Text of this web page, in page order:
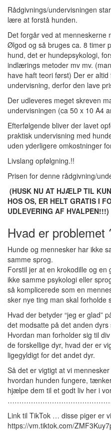
Rådgivnings/undervisningen
lære at forstå hunden.
Det forgår ved at menneskerne
Ølgod og så bruges ca. 8 timer
hund, det er hundepsykologi,
indlærings metoder mv mv.
have haft teori først) Der er
undervisning, derfor den lave
Der udleveres meget skreven
undervisningen (ca 50 x 10 A4
Efterfølgende bliver der lavet
praktisk undervisning med
uden yderligere omkostninger
Livslang opfølgning.!!
Prisen for denne rådgivning/
(HUSK NU AT HJÆLP TIL
HOS OS, ER HELT GRATIS I
UDLEVERING AF HVALPEN!!!)
Hvad er problemet
Hunde og mennesker har ikke
samme sprog.
Forstil jer at en krokodille og
ikke samme psykologi eller
så komplicerede som en
sker nye ting man skal forholde
Hvad der betyder “jeg er glad”
det modsatte på det anden dyrs
Hvordan man forholder sig til
de forskellige dyr, hvad der er
ligegyldigt for det andet dyr.
Så det er vigtigt at vi
hvordan hunden fungere,
hjælpe dem til et godt liv her i
Link til TikTok … disse piger er
https://vm.tiktok.com/